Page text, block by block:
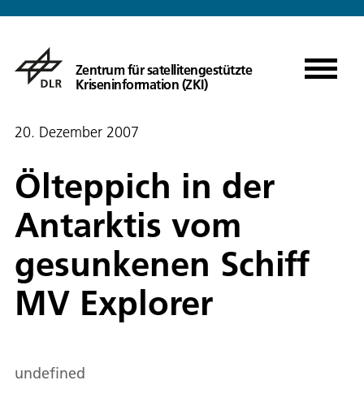
Zentrum für satellitengestützte
Kriseninformation (ZKI)
20. Dezember 2007
Ölteppich in der
Antarktis vom
gesunkenen Schiff
MV Explorer
undefined